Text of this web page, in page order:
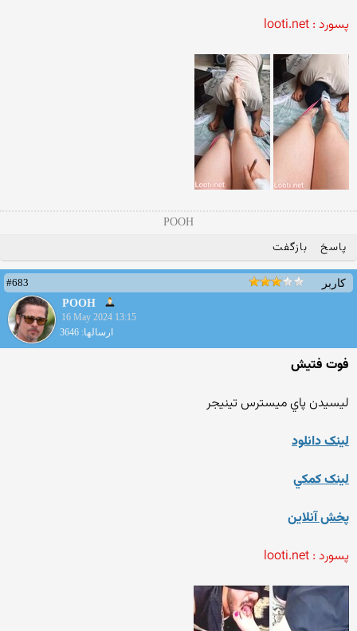
پسورد : looti.net
POOH
پاسخ بازگفت
کاربر
#683
POOH
16 May 2024 13:15
ارسالها: 3646
فوت فتيش
ليسيدن پاي ميسترس تينيجر
لينک دانلود
لينک کمکي
پخش آنلاين
پسورد : looti.net